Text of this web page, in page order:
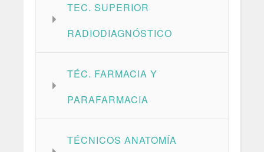
TEC. SUPERIOR
RADIODIAGNÓSTICO
TÉC. FARMACIA Y
PARAFARMACIA
TÉCNICOS ANATOMÍA